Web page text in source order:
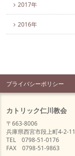
2017年
2016年
プライバシーポリシー
カトリック仁川教会
〒663-8006
兵庫県西宮市段上町4-2-11
TEL 0798-51-0176
FAX 0798-51-9863